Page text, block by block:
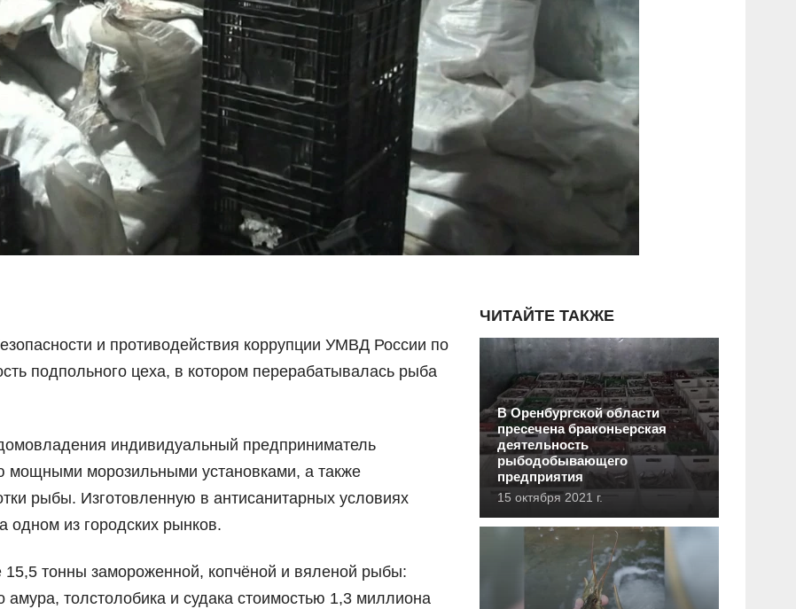
и противодействия коррупции УМВД России по
подпольного цеха, в котором перерабатывалась рыба
индивидуальный предприниматель
мощными морозильными установками, а также
рыбы. Изготовленную в антисанитарных условиях
из городских рынков.
тонны замороженной, копчёной и вяленой рыбы:
толстолобика и судака стоимостью 1,3 миллиона
ЧИТАЙТЕ ТАКЖЕ
В Оренбургской области
пресечена браконьерская
деятельность
рыбодобывающего
предприятия
15 октября 2021 г.